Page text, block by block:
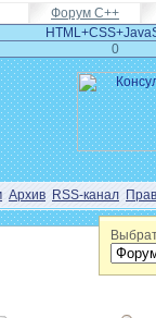
Форум С++
0
Архив RSS-канал